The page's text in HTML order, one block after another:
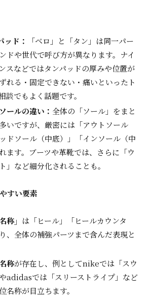
ド：
「ベロ」と「タン」は同一パー
ドや世代で呼び方が異なります。ナイ
スなどではタンパッドの厚みや位置が
れる・固定できない・痛いといったト
談でもよく話題です。
ールの違い： 全体の「ソール」をまと
いですが、厳密には「アウトソール
ドソール（中底）」「インソール（中
ます。ブーツや革靴では、さらに「ウ
」など細分化されることも。
すい要素
称」 は「ヒール」「ヒールカウンタ
、全体の補強パーツまで含んだ表現と
称が存在し、例としてnikeでは「スウ
adidasでは「スリーストライプ」など
名称が目立ちます。